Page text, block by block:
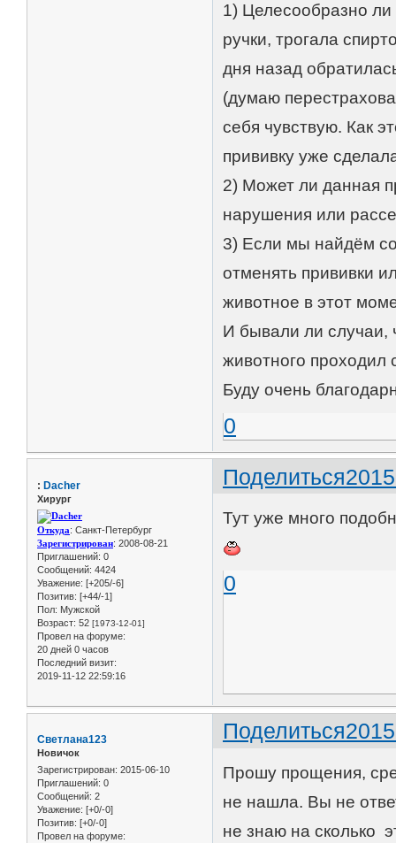
1) Целесообразно ли
ручки, трогала
дня назад
(думаю
себя чувствую. Как
прививку уже
2) Может ли данная
нарушения или
3) Если мы найдём
отменять прививки
животное в этот
И бывали ли случаи,
животного проходил
Буду очень
0
Поделиться
: Dacher
Хирург
Откуда: Санкт-Петербург
Зарегистрирован: 2008-08-21
Приглашений: 0
Сообщений: 4424
Уважение: [+205/-6]
Позитив: [+44/-1]
Пол: Мужской
Возраст: 52 [1973-12-01]
Провел на форуме:
20 дней 0 часов
Последний визит:
2019-11-12 22:59:16
Тут уже много
0
Поделиться
Светлана123
Новичок
Зарегистрирован: 2015-06-10
Приглашений: 0
Сообщений: 2
Уважение: [+0/-0]
Позитив: [+0/-0]
Провел на форуме:
Прошу прощения,
не нашла. Вы не
не знаю на сколько